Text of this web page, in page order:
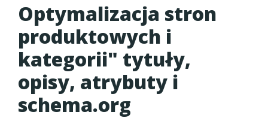
Optymalizacja stron
produktowych i
kategorii" tytuły,
opisy, atrybuty i
schema.org